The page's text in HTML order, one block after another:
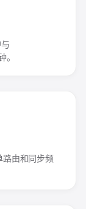
路由和同步频